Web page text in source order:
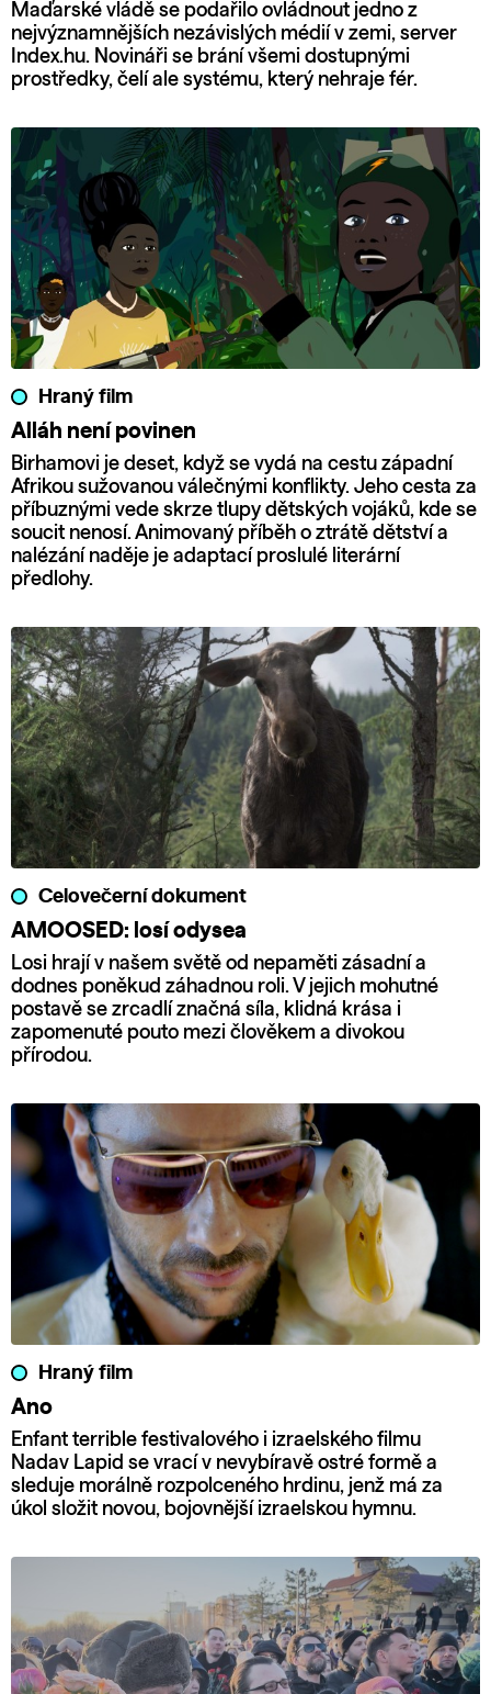
Maďarské vládě se podařilo ovládnout jedno z
nejvýznamnějších nezávislých médií v zemi, server
Index.hu. Novináři se brání všemi dostupnými
prostředky, čelí ale systému, který nehraje fér.
Hraný film
Alláh není povinen
Birhamovi je deset, když se vydá na cestu západní
Afrikou sužovanou válečnými konflikty. Jeho cesta za
příbuznými vede skrze tlupy dětských vojáků, kde se
soucit nenosí. Animovaný příběh o ztrátě dětství a
nalézání naděje je adaptací proslulé literární
předlohy.
Celovečerní dokument
AMOOSED: losí odysea
Losi hrají v našem světě od nepaměti zásadní a
dodnes poněkud záhadnou roli. V jejich mohutné
postavě se zrcadlí značná síla, klidná krása i
zapomenuté pouto mezi člověkem a divokou
přírodou.
Hraný film
Ano
Enfant terrible festivalového i izraelského filmu
Nadav Lapid se vrací v nevybíravě ostré formě a
sleduje morálně rozpolceného hrdinu, jenž má za
úkol složit novou, bojovnější izraelskou hymnu.